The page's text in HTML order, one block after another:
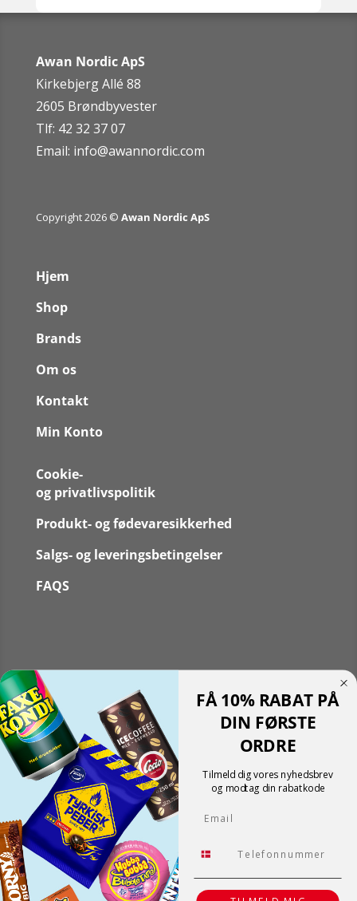
Awan Nordic ApS
Kirkebjerg Allé 88
2605 Brøndbyvester
Tlf: 42 32 37 07
Email: info@awannordic.com
Copyright 2026 © Awan Nordic ApS
Hjem
Shop
Brands
Om os
Kontakt
Min Konto
Cookie-
og privatlivspolitik
Produkt- og fødevaresikkerhed
Salgs- og leveringsbetingelser
FAQS
Translate »
Powered by
Translate
Shopping cart0
Der er ingen produkter i kurven!
Fortsæt med at handle
FÅ 10% RABAT PÅ
DIN FØRSTE
ORDRE
Tilmeld dig vores nyhedsbrev
og modtag din rabatkode
Email
Tlf.